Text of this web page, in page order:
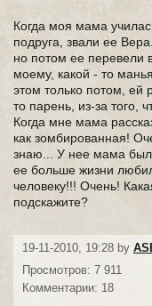
Когда моя мама
подруга, звали ее
но потом ее перевели
моему, какой - то
этом только потом, ей
то парень, из-за того,
Когда мне мама
как зомбированная!
знаю... У нее мама
ее больше жизни
человеку!!! Очень!
подскажите?
19-11-2010, 19:28 by
Просмотров: 7 911
Комментарии: 18